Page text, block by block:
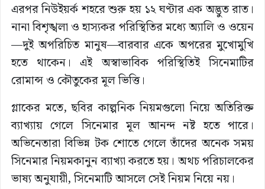
এরপর নিউইয়র্ক শহরে শুরু হয় ১২ ঘণ্টার এক অদ্ভুত রাত।
নানা বিশৃঙ্খলা ও হাস্যকর পরিস্থিতির মধ্যে অ্যালি ও ওয়েন
—দুই অপরিচিত মানুষ—বারবার একে অপরের মুখোমুখি
হতে থাকেন। এই অস্বাভাবিক পরিস্থিতিই সিনেমাটির
রোমান্স ও কৌতুকের মূল ভিত্তি।
গ্লাকের মতে, ছবির কাল্পনিক নিয়মগুলো নিয়ে অতিরিক্ত
ব্যাখ্যায় গেলে সিনেমার মূল আনন্দ নষ্ট হতে পারে।
অভিনেতারা বিভিন্ন টক শোতে গেলে তাঁদের অনেক সময়
সিনেমার নিয়মকানুন ব্যাখ্যা করতে হয়। অথচ পরিচালকের
ভাষ্য অনুযায়ী, সিনেমাটি আসলে সেই নিয়ম নিয়ে নয়।